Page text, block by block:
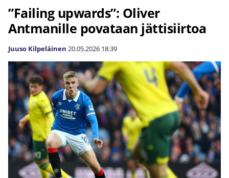
”Failing upwards”: Oliver
Antmanille povataan jättisiirtoa
Juuso Kilpeläinen 20.05.2026 18:39